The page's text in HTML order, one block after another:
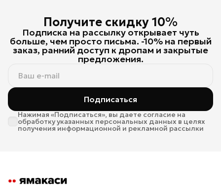
Получите скидку 10%
Подписка на рассылку открывает чуть
больше, чем просто письма. -10% на первый
заказ, ранний доступ к дропам и закрытые
предложения.
Подписаться
Нажимая «Подписаться», вы даете согласие на
обработку указанных персональных данных в целях
получения информационной и рекламной рассылки